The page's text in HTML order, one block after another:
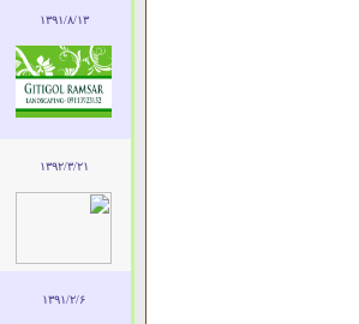
۱۳۹۱/۸/۱۳
۱۳۹۲/۳/۲۱
۱۳۹۱/۲/۶